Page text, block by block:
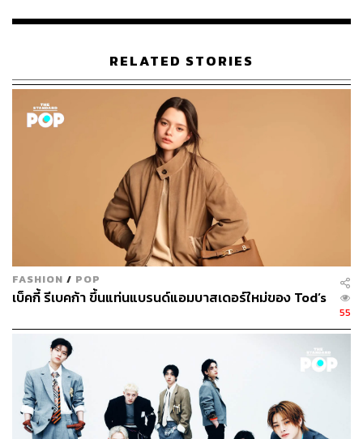
RELATED STORIES
FASHION / POP
เบ็คกี้ รีเบคก้า ขึ้นแท่นแบรนด์แอมบาสเดอร์ใหม่ของ Tod’s
55